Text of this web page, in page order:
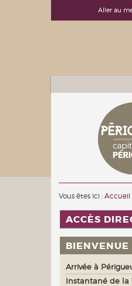
Aller au
Vous êtes ici : Accueil
ACCÈS
BIENVENUE
Arrivée à
Instantané de la